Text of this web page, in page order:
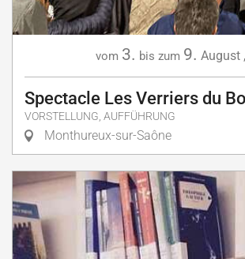
vom 3. bis zum 9. August ,
Spectacle Les Verriers du
VORSTELLUNG, AUFFÜHRUNG
Monthureux-sur-Saône